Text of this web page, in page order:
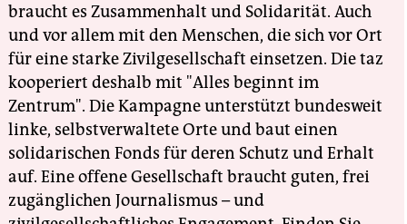
braucht es Zusammenhalt und Solidarität. Auch
und vor allem mit den Menschen, die sich vor Ort
für eine starke Zivilgesellschaft einsetzen. Die taz
kooperiert deshalb mit "Alles beginnt im
Zentrum". Die Kampagne unterstützt bundesweit
linke, selbstverwaltete Orte und baut einen
solidarischen Fonds für deren Schutz und Erhalt
auf. Eine offene Gesellschaft braucht guten, frei
zugänglichen Journalismus – und